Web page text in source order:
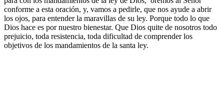
conforme a esta oración, y, vamos a pedirle, que nos ayude a abrir
los ojos, para entender la maravillas de su ley. Porque todo lo que
Dios hace es por nuestro bienestar. Que Dios quite de nosotros todo
prejuicio, toda resistencia, toda dificultad de comprender los
objetivos de los mandamientos de la santa ley.